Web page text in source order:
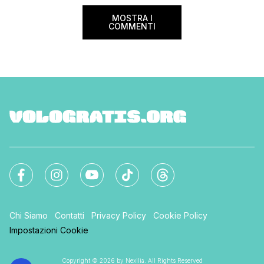
MOSTRA I
COMMENTI
Chi Siamo Contatti Privacy Policy
Cookie Policy
Impostazioni Cookie
Copyright © 2026 by Nexilia. All Rights Reserved